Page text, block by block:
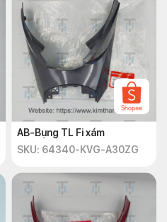
AB-Bụng TL Fi xám
SKU: 64340-KVG-A30ZG